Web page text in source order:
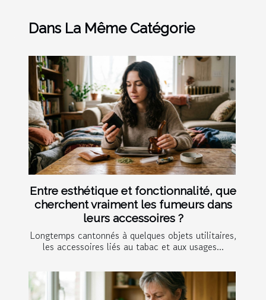
Dans La Même Catégorie
Entre esthétique et fonctionnalité, que
cherchent vraiment les fumeurs dans
leurs accessoires ?
Longtemps cantonnés à quelques objets utilitaires,
les accessoires liés au tabac et aux usages...